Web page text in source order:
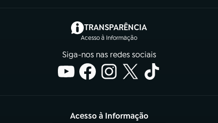
TRANSPARÊNCIA
Acesso à Informação
(abre em nova aba)
Siga-nos nas redes sociais
Acesso à Informação